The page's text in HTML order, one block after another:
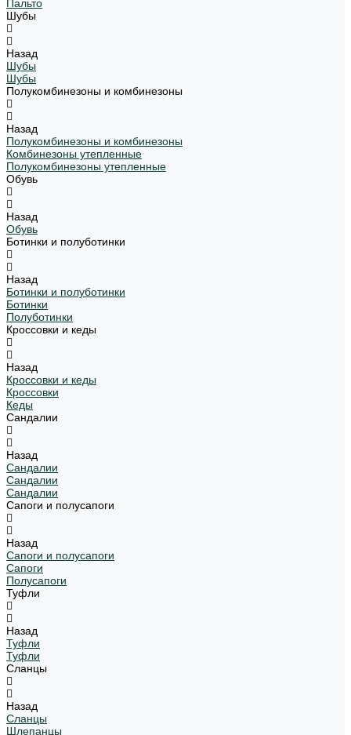
Пальто
Шубы
Назад
Шубы
Шубы
Полукомбинезоны и комбинезоны
Назад
Полукомбинезоны и комбинезоны
Комбинезоны утепленные
Полукомбинезоны утепленные
Обувь
Назад
Обувь
Ботинки и полуботинки
Назад
Ботинки и полуботинки
Ботинки
Полуботинки
Кроссовки и кеды
Назад
Кроссовки и кеды
Кроссовки
Кеды
Сандалии
Назад
Сандалии
Сандалии
Сандалии
Сапоги и полусапоги
Назад
Сапоги и полусапоги
Сапоги
Полусапоги
Туфли
Назад
Туфли
Туфли
Сланцы
Назад
Сланцы
Шлепанцы